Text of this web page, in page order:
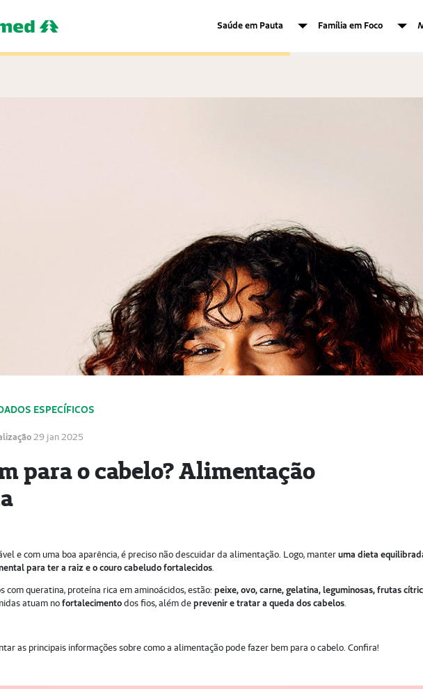
Saúde em Pauta Família em Foco
ESPECÍFICOS
29 jan 2025
para o cabelo? Alimentação
e com uma boa aparência, é preciso não descuidar da alimentação. Logo, manteruma dieta
para ter a raiz e o couro cabeludo fortalecidos.
com queratina, proteína rica em aminoácidos, estão:peixe, ovo, carne, gelatina, leguminosas, frutas
atuam nofortalecimentodos fios, além deprevenir e tratar a queda dos cabelos.
as principais informações sobre como a alimentação pode fazer bem para o cabelo. Confira!